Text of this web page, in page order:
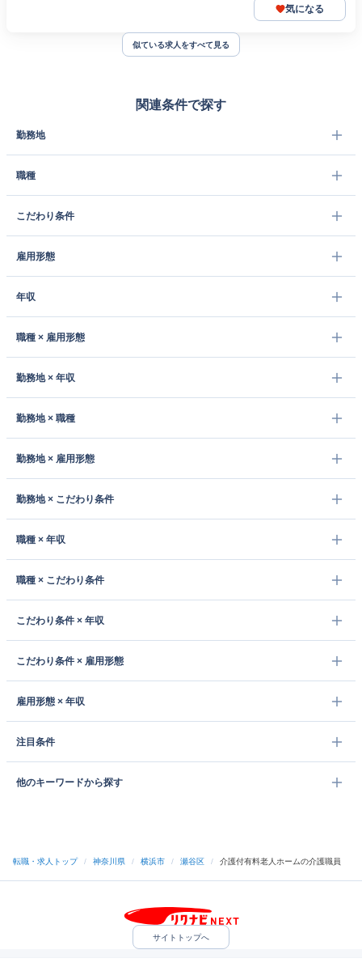
気になる
似ている求人をすべて見る
関連条件で探す
勤務地
職種
こだわり条件
雇用形態
年収
職種 × 雇用形態
勤務地 × 年収
勤務地 × 職種
勤務地 × 雇用形態
勤務地 × こだわり条件
職種 × 年収
職種 × こだわり条件
こだわり条件 × 年収
こだわり条件 × 雇用形態
雇用形態 × 年収
注目条件
他のキーワードから探す
転職・求人トップ / 神奈川県 / 横浜市 / 瀬谷区 / 介護付有料老人ホームの介護職員
サイトトップへ